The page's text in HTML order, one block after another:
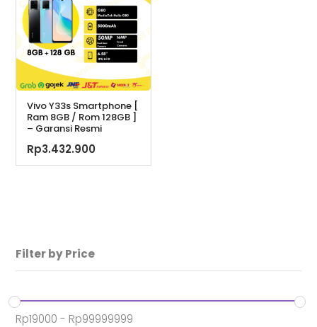
Vivo Y33s Smartphone [
Ram 8GB / Rom 128GB ]
– Garansi Resmi
Rp3.432.900
Filter by Price
Rp19000 - Rp99999999